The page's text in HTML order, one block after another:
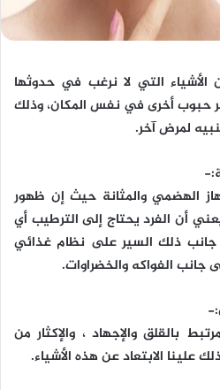
التي لا نرغب في حدوثها
حبوب أخرى في نفس المكان، وذلك
لمرض آخر.
الهضمي والمثانة حيث إن ظهور
أن الفرد يحتاج إلى الترطيب أي
ذلك السير على نظام غذائي
الفواكه والخضراوات.
بالقلق والإجهاد ، والإكثار من
علينا الابتعاد عن هذه الأشياء.